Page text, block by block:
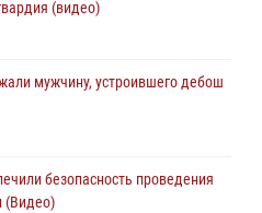
(видео)
мужчину, устроившего дебош
безопасность проведения
(Видео)